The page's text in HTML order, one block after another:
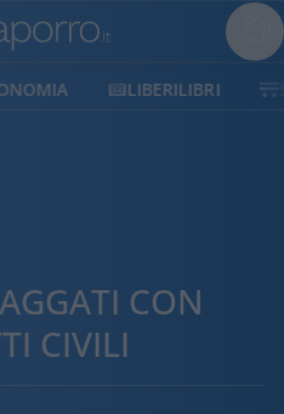
SHOP SOSTIENICI
CON
CIVILI